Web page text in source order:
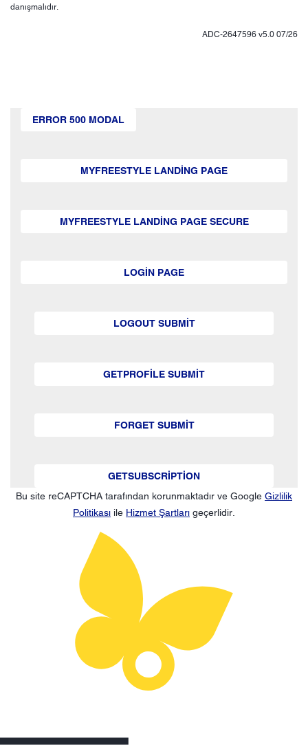
danışmalıdır.
ADC-2647596 v5.0 07/26
ERROR 500 MODAL
MYFREESTYLE LANDING PAGE
MYFREESTYLE LANDING PAGE SECURE
LOGIN PAGE
LOGOUT SUBMIT
GETPROFILE SUBMIT
FORGET SUBMIT
GETSUBSCRIPTION
Bu site reCAPTCHA tarafından korunmaktadır ve Google Gizlilik
Politikası ile Hizmet Şartları geçerlidir.